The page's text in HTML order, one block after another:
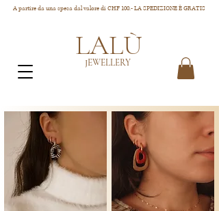
A partire da una spesa dal valore di CHF 100.- LA SPEDIZIONE È GRATIS
LALÙ
JEWELLERY